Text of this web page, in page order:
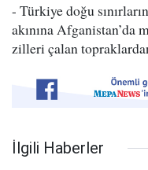
- Türkiye doğu
akınına Afganistan’da
zilleri çalan
İlgili Haberler